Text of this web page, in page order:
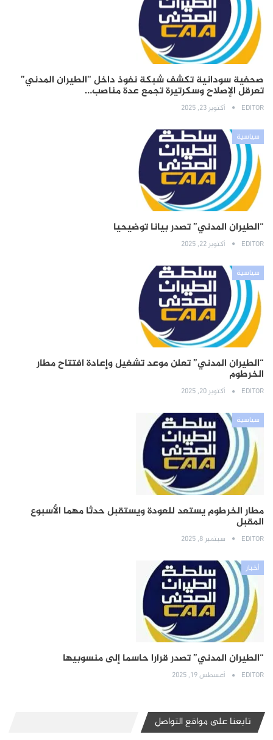
صحفية سودانية تكشف شبكة نفوذ داخل “الطيران المدني”
تعرقل الإصلاح وسكرتيرة تجمع عدة مناصب…
EDITOR أكتوبر 23, 2025
سياسية
“الطيران المدني” تصدر بيانا توضيحيا
EDITOR أكتوبر 22, 2025
سياسية
“الطيران المدني” تعلن موعد تشغيل وإعادة افتتاح مطار
الخرطوم
EDITOR أكتوبر 20, 2025
سياسية
مطار الخرطوم يستعد للعودة ويستقبل حدثا مهما الأسبوع
المقبل
EDITOR سبتمبر 8, 2025
أخبار
“الطيران المدني” تصدر قرارا حاسما إلى منسوبيها
EDITOR أغسطس 19, 2025
تابعنا على مواقع التواصل